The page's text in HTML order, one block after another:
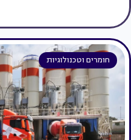
חומרים וטכנולוגיות